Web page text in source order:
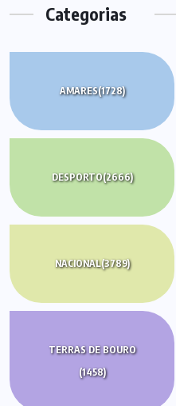
Categorias
AMARES(1728)
DESPORTO(2666)
NACIONAL(3789)
TERRAS DE BOURO
(1458)